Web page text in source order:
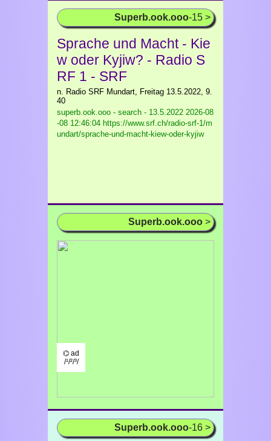
Superb.ook.ooo-15 >
Sprache und Macht - Kie
w oder Kyjiw? - Radio S
RF 1 - SRF
n. Radio SRF Mundart, Freitag 13.5.2022, 9.
40
superb.ook.ooo - search - 13.5.2022 2026-08
-08 12:46:04 https://www.srf.ch/radio-srf-1/m
undart/sprache-und-macht-kiew-oder-kyjiw
Superb.ook.ooo >
⌬ ad
/¹/²/³/
Superb.ook.ooo-16 >